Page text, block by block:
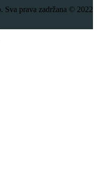
Sva prava zadržana © 2022